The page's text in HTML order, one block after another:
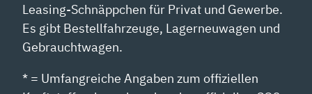
Leasing-Schnäppchen für Privat und Gewerbe.
Es gibt Bestellfahrzeuge, Lagerneuwagen und
Gebrauchtwagen.
* = Umfangreiche Angaben zum offiziellen